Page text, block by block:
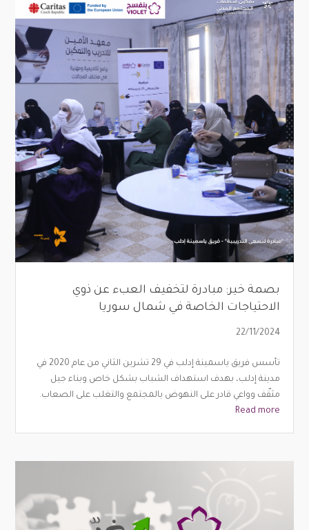
بصمة خير: مبادرة لتخفيف العبء عن ذوي
الاحتياجات الخاصة في شمال سوريا
22/11/2024
تأسس فريق ياسمينة إدلب في 29 تشرين الثاني من عام 2020 في
مدينة إدلب، بهدف استهداف الشباب بشكل خاص وبناء جيل
مثقّف وواعي قادر على النهوض بالمجتمع والتغلب على الصعاب.
Read more